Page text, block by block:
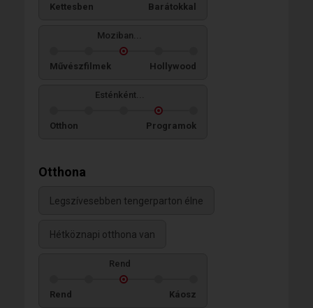
Kettesben Barátokkal
Moziban...
Művészfilmek Hollywood
Esténként...
Otthon Programok
Otthona
Legszívesebben tengerparton élne
Hétköznapi otthona van
Rend
Rend Káosz